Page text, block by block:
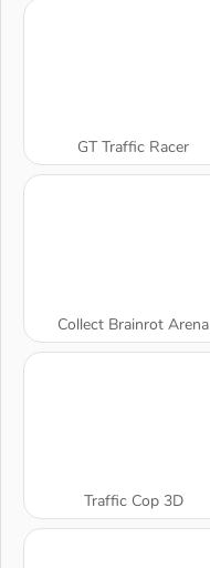
GT Traffic Racer
Collect Brainrot Arena
Traffic Cop 3D